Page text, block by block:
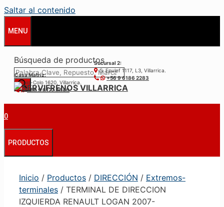
Saltar al contenido
MENU
Búsqueda de productos
Casa Matríz:
Colo-Colo 1620, Villarrica.
+56 9 6122 3840
Sucursal 2:
S. Epulef 1117, L3, Villarrica.
+56 9 6186 2283
0
PRODUCTOS
Inicio / Productos / DIRECCIÓN / Extremos-
terminales / TERMINAL DE DIRECCION
IZQUIERDA RENAULT LOGAN 2007-